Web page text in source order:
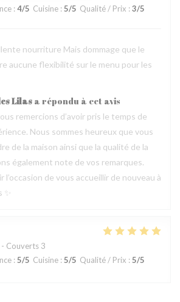
: 4/5 Cuisine : 5/5 Qualité / Prix : 3/5
nourriture Mais dommage que le
aucune flexibilité sur le menu pour les
Lilas a répondu à cet avis
remercions d’avoir pris le temps de
Nous sommes heureux que vous
de la maison ainsi que la qualité de la
également note de vos remarques.
l’occasion de vous accueillir de nouveau à
Couverts 3
: 5/5 Cuisine : 5/5 Qualité / Prix : 5/5